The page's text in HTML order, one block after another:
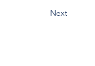
Next